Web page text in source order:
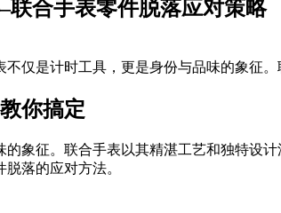
联合手表零件脱落应对策略
仅是计时工具，更是身份与品味的象征
你搞定
象征。联合手表以其精湛工艺和独特设
落的应对方法。